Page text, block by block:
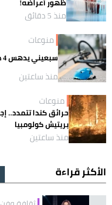
منذ 5 دقائق
منوعات
سبعيني يدهس 4 دراجين مرتين في إيطاليا
منذ ساعتين
منوعات
بريتيش كولومبيا
منذ ساعتين
الأكثر قراءة